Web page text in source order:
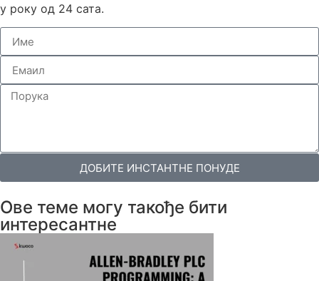
у року од 24 сата.
ДОБИТЕ ИНСТАНТНЕ ПОНУДЕ
Ове теме могу такође бити
интересантне